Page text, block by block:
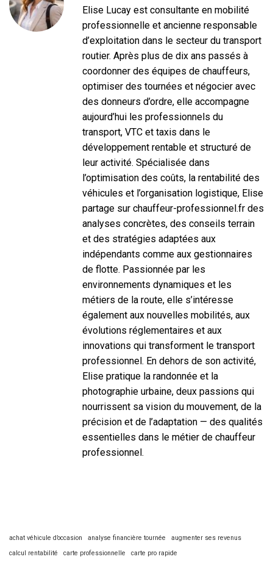
Elise Lucay est consultante en mobilité
professionnelle et ancienne responsable
d’exploitation dans le secteur du transport
routier. Après plus de dix ans passés à
coordonner des équipes de chauffeurs,
optimiser des tournées et négocier avec
des donneurs d’ordre, elle accompagne
aujourd’hui les professionnels du
transport, VTC et taxis dans le
développement rentable et structuré de
leur activité. Spécialisée dans
l’optimisation des coûts, la rentabilité des
véhicules et l’organisation logistique, Elise
partage sur chauffeur-professionnel.fr des
analyses concrètes, des conseils terrain
et des stratégies adaptées aux
indépendants comme aux gestionnaires
de flotte. Passionnée par les
environnements dynamiques et les
métiers de la route, elle s’intéresse
également aux nouvelles mobilités, aux
évolutions réglementaires et aux
innovations qui transforment le transport
professionnel. En dehors de son activité,
Elise pratique la randonnée et la
photographie urbaine, deux passions qui
nourrissent sa vision du mouvement, de la
précision et de l’adaptation — des qualités
essentielles dans le métier de chauffeur
professionnel.
achat véhicule d’occasion analyse financière tournée
augmenter ses revenus
calcul rentabilité
carte professionnelle
carte pro rapide